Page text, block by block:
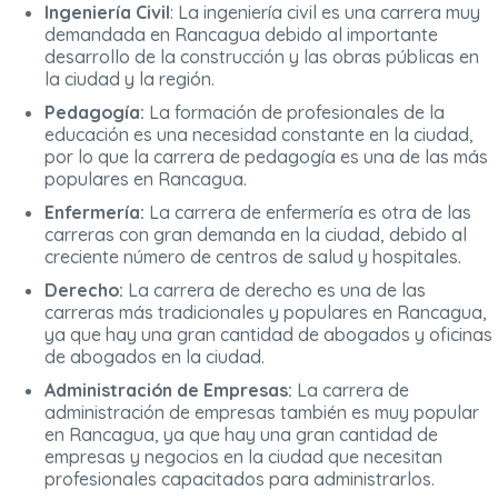
Ingeniería Civil: La ingeniería civil es una carrera muy
demandada en Rancagua debido al importante
desarrollo de la construcción y las obras públicas en
la ciudad y la región.
Pedagogía: La formación de profesionales de la
educación es una necesidad constante en la ciudad,
por lo que la carrera de pedagogía es una de las más
populares en Rancagua.
Enfermería: La carrera de enfermería es otra de las
carreras con gran demanda en la ciudad, debido al
creciente número de centros de salud y hospitales.
Derecho: La carrera de derecho es una de las
carreras más tradicionales y populares en Rancagua,
ya que hay una gran cantidad de abogados y oficinas
de abogados en la ciudad.
Administración de Empresas: La carrera de
administración de empresas también es muy popular
en Rancagua, ya que hay una gran cantidad de
empresas y negocios en la ciudad que necesitan
profesionales capacitados para administrarlos.